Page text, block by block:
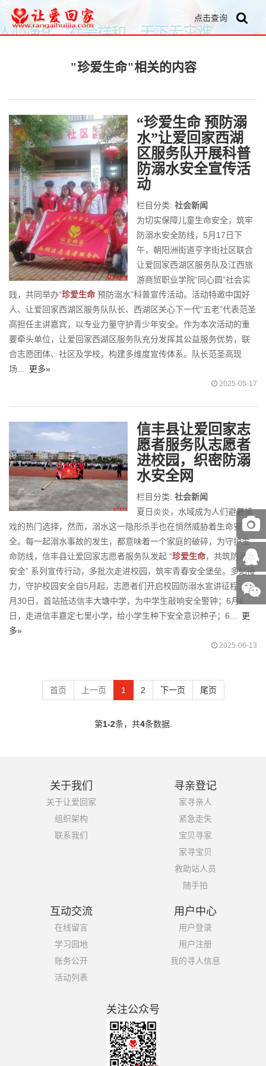
点击查询
"珍爱生命"相关的内容
“珍爱生命 预防溺
水”让爱回家西湖
区服务队开展科普
防溺水安全宣传活
动
栏目分类: 社会新闻
为切实保障儿童生命安全，筑牢
防溺水安全防线，5月17日下
午，朝阳洲街道亨字街社区联合
让爱回家西湖区服务队及江西旅
游商贸职业学院“同心圆”社会实
践，共同举办“珍爱生命 预防溺水”科普宣传活动。活动特邀中国好
人、让爱回家西湖区服务队队长、西湖区关心下一代“五老”代表范圣
高担任主讲嘉宾，以专业力量守护青少年安全。作为本次活动的重
要牵头单位，让爱回家西湖区服务队充分发挥其公益服务优势，联
合志愿团体、社区及学校，构建多维度宣传体系。队长范圣高现
场... 更多»
2025-05-17
信丰县让爱回家志
愿者服务队志愿者
进校园，织密防溺
水安全网
栏目分类: 社会新闻
夏日炎炎，水域成为人们避暑嬉
戏的热门选择，然而，溺水这一隐形杀手也在悄然威胁着生命安
全。每一起溺水事故的发生，都意味着一个家庭的破碎，为守护生
命防线，信丰县让爱回家志愿者服务队发起 “珍爱生命，共筑防溺水
安全” 系列宣传行动，多批次走进校园，筑牢青春安全堡垒。多站接
力，守护校园安全自5月起，志愿者们开启校园防溺水宣讲征程：5
月30日，首站抵达信丰大塘中学，为中学生敲响安全警钟；6月6
日，走进信丰嘉定七里小学，给小学生种下安全意识种子；6... 更
多»
2025-06-13
首页 上一页 1 2 下一页 尾页
第1-2条，共4条数据.
关于我们
关于让爱回家
组织架构
联系我们
寻亲登记
家寻亲人
紧急走失
宝贝寻家
家寻宝贝
救助站人员
随手拍
互动交流
在线留言
学习园地
账务公开
活动列表
用户中心
用户登录
用户注册
我的寻人信息
关注公众号